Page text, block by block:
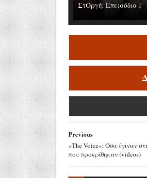
ΣτΟργή: Επεισόδιο 1
Previous
«The Voice»: Όσα έγιναν
που προκρίθηκαν (videos)